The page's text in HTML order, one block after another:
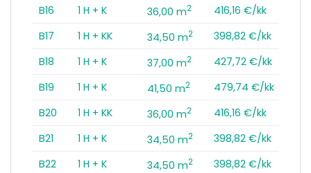
B16
1 H + K 36,00 m2
416,16 €/kk
B17
1 H + KK 34,50 m2
398,82 €/kk
B18
1 H + K 37,00 m2
427,72 €/kk
B19
1 H + K 41,50 m2
479,74 €/kk
B20
1 H + KK 36,00 m2
416,16 €/kk
B21
1 H + K 34,50 m2
398,82 €/kk
B22
1 H + K 34,50 m2
398,82 €/kk